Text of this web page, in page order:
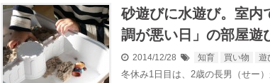
砂遊びに水遊び。室内
調が悪い日」の部屋遊
2014/12/28 知育 買い物 遊
冬休み1日目は、2歳の長男（せー